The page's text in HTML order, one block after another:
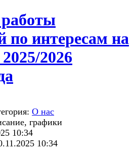
по интересам на
2026
О нас
графики
10:34
10:34